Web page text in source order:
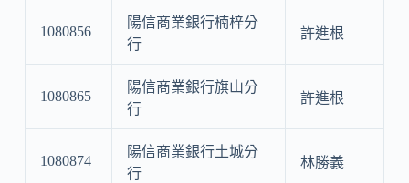
1080856
陽信商業銀行楠梓分
行
許進根
1080865
陽信商業銀行旗山分
行
許進根
1080874
陽信商業銀行土城分
行
林勝義